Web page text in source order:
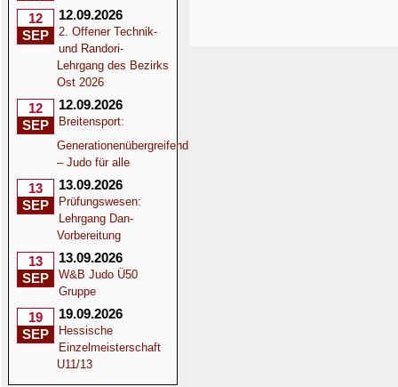
12
SEP
12.09.2026
2. Offener Technik-
und Randori-
Lehrgang des Bezirks
Ost 2026
12
SEP
12.09.2026
Breitensport:
Generationenübergreifend
– Judo für alle
13
SEP
13.09.2026
Prüfungswesen:
Lehrgang Dan-
Vorbereitung
13
SEP
13.09.2026
W&B Judo Ü50
Gruppe
19
SEP
19.09.2026
Hessische
Einzelmeisterschaft
U11/13